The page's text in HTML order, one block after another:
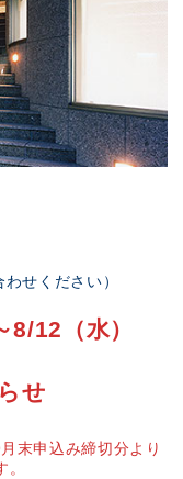
せください）
12（水）
せ
末申込み締切分より